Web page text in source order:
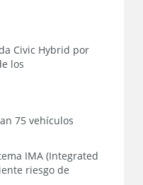
Civic Hybrid por
los
75 vehículos
IMA (Integrated
riesgo de